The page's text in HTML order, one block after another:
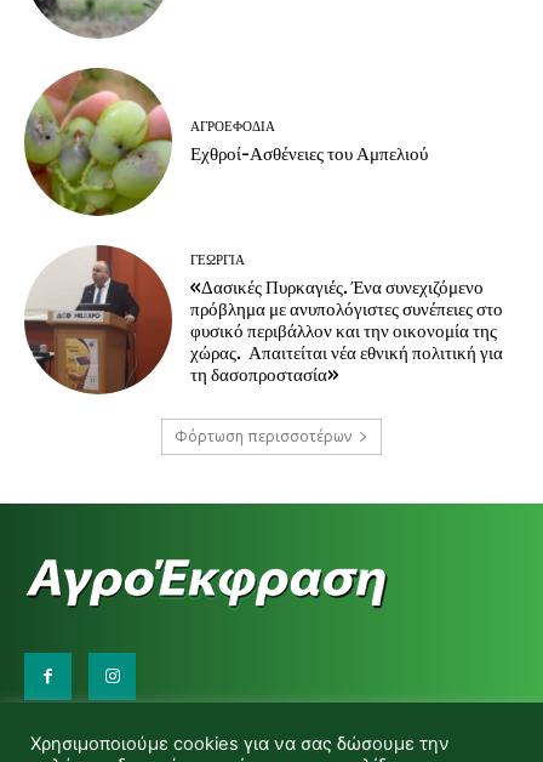
ΑΓΡΟΕΦΌΔΙΑ
Εχθροί-Ασθένειες του Αμπελιού
ΓΕΩΡΓΊΑ
«Δασικές Πυρκαγιές. Ένα συνεχιζόμενο
πρόβλημα με ανυπολόγιστες συνέπειες στο
φυσικό περιβάλλον και την οικονομία της
χώρας. Απαιτείται νέα εθνική πολιτική για
τη δασοπροστασία»
Φόρτωση περισσοτέρων
d.makas@yahoo.gr
Χρησιμοποιούμε cookies για να σας δώσουμε την